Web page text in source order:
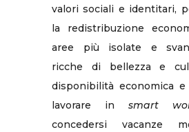
valori sociali e identitari,
la redistribuzione
aree più isolate e
ricche di bellezza e
disponibilità economica
lavorare in smart
concedersi vacanze